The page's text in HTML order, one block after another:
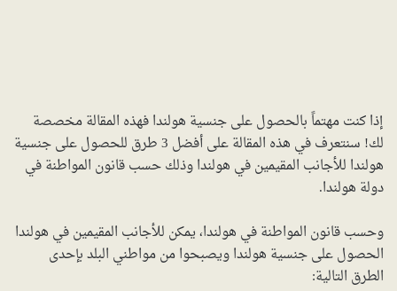
إذا كنت مهتماً بالحصول على جنسية هولندا فهذه المقالة مخصصة
لك! سنتعرف في هذه المقالة على أفضل 3 طرق للحصول على جنسية
هولندا للأجانب المقيمين في هولندا وذلك حسب قانون المواطنة في
دولة هولندا.
وحسب قانون المواطنة في هولندا، يمكن للأجانب المقيمين في هولندا
الحصول على جنسية هولندا ويصبحوا من مواطني البلد بإحدى
الطرق التالية: